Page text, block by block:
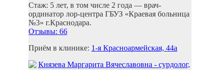
Стаж: 5 лет, в том числе 2 года — врач-
ординатор лор-центра ГБУЗ «Краевая больница
№3» г.Краснодара.
Отзывы: 66
Приём в клинике: 1-я Красноармейская, 44а